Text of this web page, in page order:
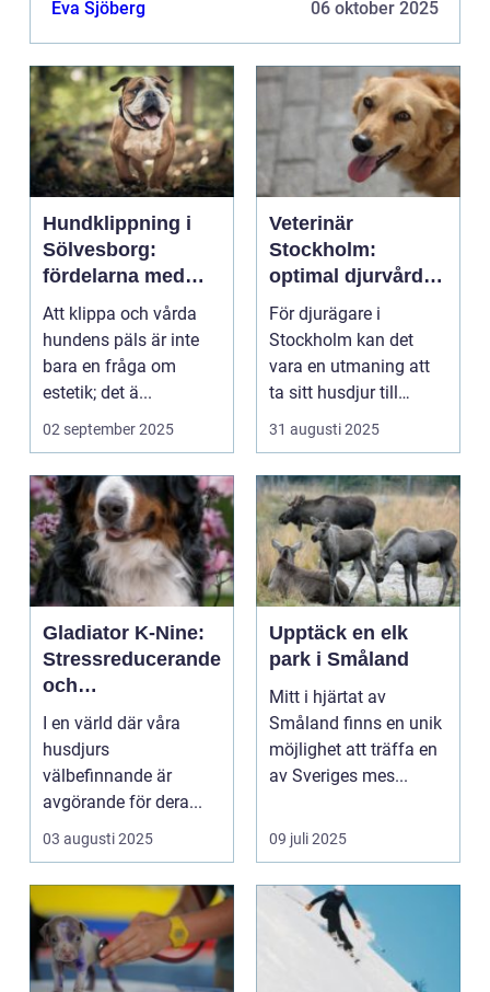
Eva Sjöberg 06 oktober 2025
Hundklippning i
Sölvesborg:
fördelarna med
professionell
pälsvård
Att klippa och vårda
hundens päls är inte
bara en fråga om
estetik; det ä...
02 september 2025
Veterinär
Stockholm:
optimal djurvård i
ditt hem
För djurägare i
Stockholm kan det
vara en utmaning att
ta sitt husdjur till
veterinär...
31 augusti 2025
Gladiator K-Nine:
Stressreducerande
och
ångestdämpande
hundhalsband
I en värld där våra
husdjurs
välbefinnande är
avgörande för dera...
03 augusti 2025
Upptäck en elk
park i Småland
Mitt i hjärtat av
Småland finns en unik
möjlighet att träffa en
av Sveriges mes...
09 juli 2025